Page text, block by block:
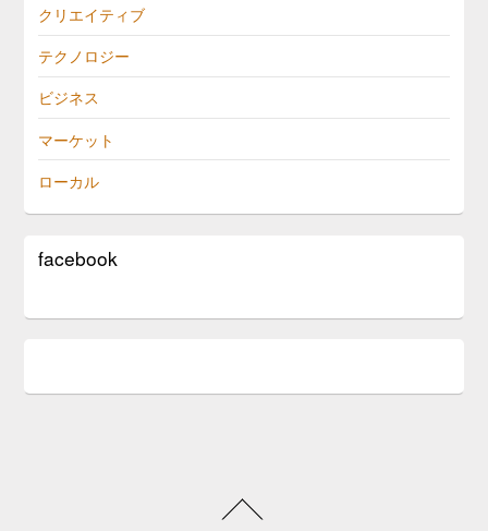
クリエイティブ
テクノロジー
ビジネス
マーケット
ローカル
facebook